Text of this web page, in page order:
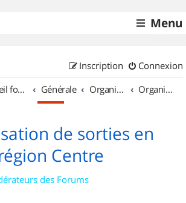
Menu
Connexion
Inscription
Accueil forum Générale Organisation de sorties & Recherche de partenaires Organisation de sorties en région Centre
de sorties en
Centre
des Forums